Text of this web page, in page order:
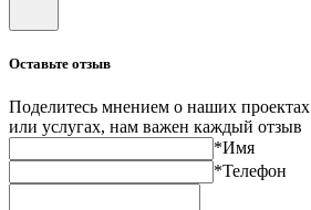
Оставьте отзыв
Поделитесь мнением о наших проектах
или услугах, нам важен каждый отзыв
*Имя
*Телефон